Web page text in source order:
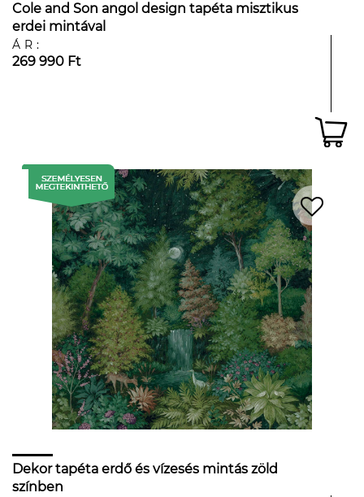
Cole and Son angol design tapéta misztikus
erdei mintával
ÁR:
269 990 Ft
Dekor tapéta erdő és vízesés mintás zöld
színben